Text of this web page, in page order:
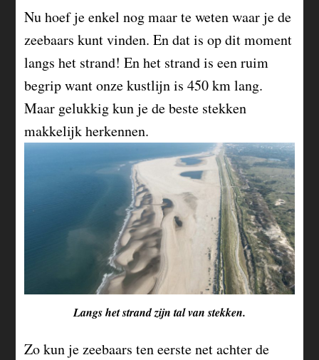
Nu hoef je enkel nog maar te weten waar je de
zeebaars kunt vinden. En dat is op dit moment
langs het strand! En het strand is een ruim
begrip want onze kustlijn is 450 km lang.
Maar gelukkig kun je de beste stekken
makkelijk herkennen.
Langs het strand zijn tal van stekken.
Zo kun je zeebaars ten eerste net achter de